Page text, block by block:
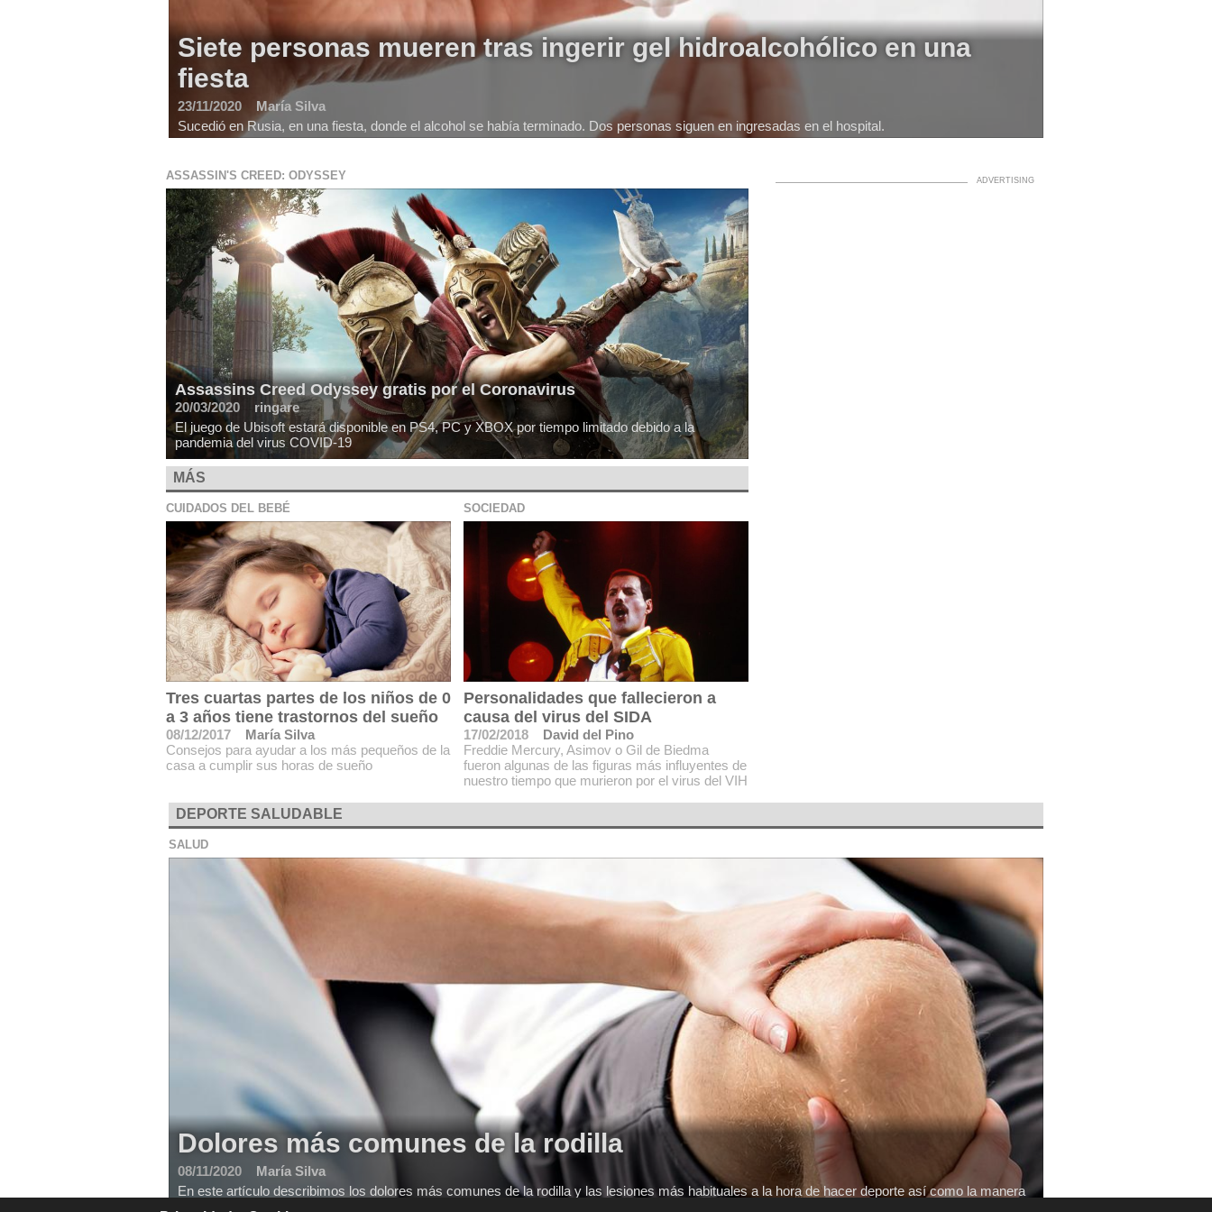
Siete personas mueren tras ingerir gel hidroalcohólico en una
fiesta
23/11/2020
María Silva
Sucedió en Rusia, en una fiesta, donde el alcohol se había terminado. Dos personas siguen en ingresadas en el hospital.
ASSASSIN'S CREED: ODYSSEY
Assassins Creed Odyssey gratis por el Coronavirus
20/03/2020
ringare
El juego de Ubisoft estará disponible en PS4, PC y XBOX por tiempo limitado debido a la
pandemia del virus COVID-19
MÁS
CUIDADOS DEL BEBÉ
Tres cuartas partes de los niños de 0
a 3 años tiene trastornos del sueño
08/12/2017
María Silva
Consejos para ayudar a los más pequeños de la
casa a cumplir sus horas de sueño
SOCIEDAD
Personalidades que fallecieron a
causa del virus del SIDA
17/02/2018
David del Pino
Freddie Mercury, Asimov o Gil de Biedma
fueron algunas de las figuras más influyentes de
nuestro tiempo que murieron por el virus del VIH
DEPORTE SALUDABLE
SALUD
Dolores más comunes de la rodilla
08/11/2020
María Silva
En este artículo describimos los dolores más comunes de la rodilla y las lesiones más habituales a la hora de hacer deporte así como la manera